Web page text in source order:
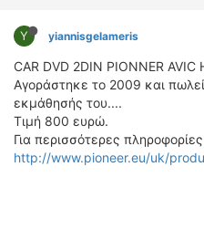
Y yiannisgelameris
CAR DVD 2DIN PIONNER
Αγοράστηκε το 2009 και
εκμάθησής του....
Τιμή 800 ευρώ.
Για περισσότερες
http://www.pioneer.eu/uk/
ΑΓΩΝΕΣ
WRC
ΔΙΕΘΝΕΙΣ ΑΓΩΝΕΣ
ΕΛΛΗΝΙΚΟΙ ΑΓΩΝΕΣ
ΤΙΜΕΣ